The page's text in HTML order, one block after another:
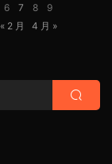
6
7
8
9
« 2 月
4 月 »